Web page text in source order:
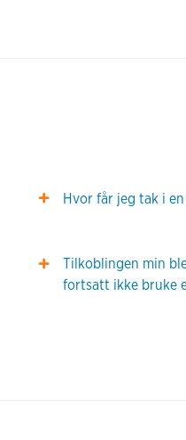
Hvor får jeg tak i
Tilkoblingen min
fortsatt ikke bruke